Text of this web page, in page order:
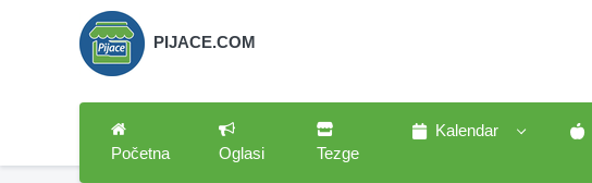
PIJACE.COM
Početna Oglasi Tezge
Kalendar